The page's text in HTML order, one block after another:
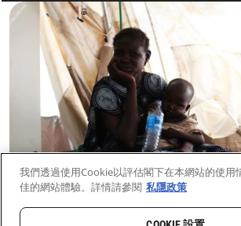
我們透過使用Cookie以評估閣下在本網站的使用
佳的網站體驗。詳情請參閱 私隱政策